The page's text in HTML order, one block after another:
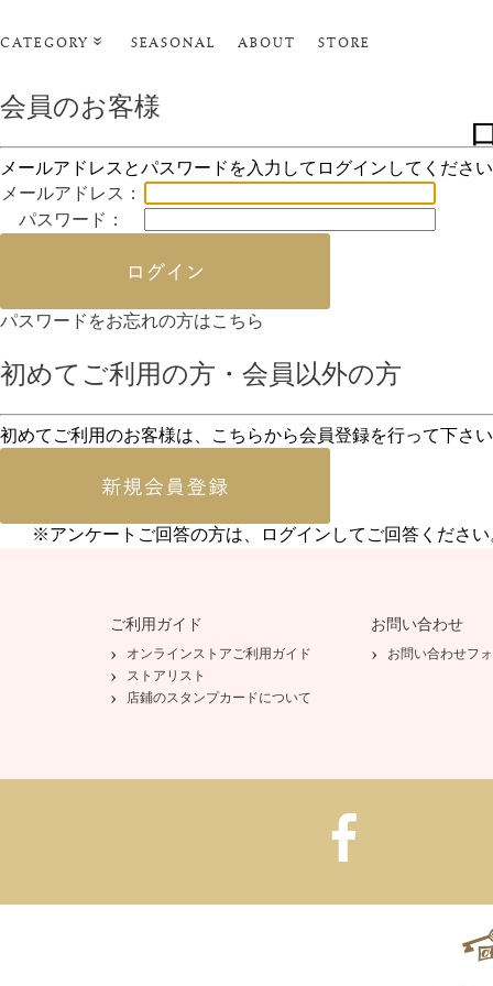
CATEGORY SEASONAL ABOUT STORE
リビンググッズ
ポーチ･トラベルグッズ
ファッショングッズ
会員のお客様
メールアドレスとパスワードを入力してログインしてくださ
メールアドレス：
パスワード：
パスワードをお忘れの方はこちら
初めてご利用の方・会員以外の方
初めてご利用のお客様は、こちらから会員登録を行って下さ
※アンケートご回答の方は、ログインしてご回答ください
ご利用ガイド
オンラインストアご利用ガイド
ストアリスト
店鋪のスタンプカードについて
お問い合わせ
お問い合わせフ